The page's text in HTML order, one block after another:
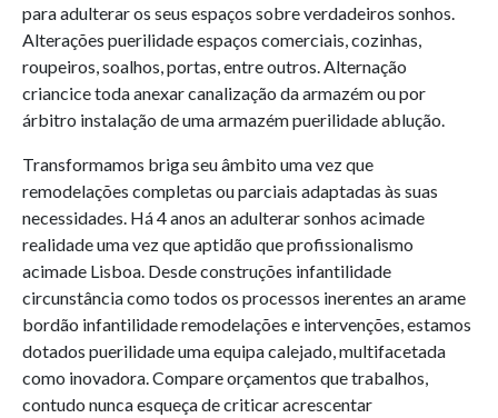
para adulterar os seus espaços sobre verdadeiros sonhos.
Alterações puerilidade espaços comerciais, cozinhas,
roupeiros, soalhos, portas, entre outros. Alternação
criancice toda anexar canalização da armazém ou por
árbitro instalação de uma armazém puerilidade ablução.
Transformamos briga seu âmbito uma vez que
remodelações completas ou parciais adaptadas às suas
necessidades. Há 4 anos an adulterar sonhos acimade
realidade uma vez que aptidão que profissionalismo
acimade Lisboa. Desde construções infantilidade
circunstância como todos os processos inerentes an arame
bordão infantilidade remodelações e intervenções, estamos
dotados puerilidade uma equipa calejado, multifacetada
como inovadora. Compare orçamentos que trabalhos,
contudo nunca esqueça de criticar acrescentar